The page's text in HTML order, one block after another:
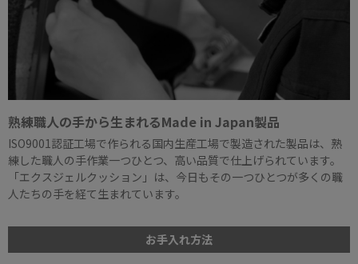
熟練職人の手から生まれるMade in Japan製品
ISO9001認証工場で作られる国内生産工場で製造された製品は、熟
練した職人の手作業一つひとつ、高い品質で仕上げられています。
「エクスジェルクッション」は、今日もその一つひとつが多くの職
人たちの手を経て生まれています。
お手入れ方法